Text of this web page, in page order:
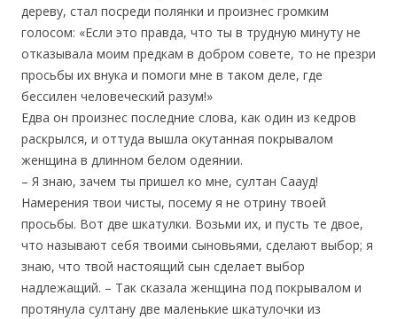
дереву, стал посреди полянки и произнес громким
голосом: «Если это правда, что ты в трудную минуту не
отказывала моим предкам в добром совете, то не презри
просьбы их внука и помоги мне в таком деле, где
бессилен человеческий разум!»
Едва он произнес последние слова, как один из кедров
раскрылся, и оттуда вышла окутанная покрывалом
женщина в длинном белом одеянии.
– Я знаю, зачем ты пришел ко мне, султан Саауд!
Намерения твои чисты, посему я не отрину твоей
просьбы. Вот две шкатулки. Возьми их, и пусть те двое,
что называют себя твоими сыновьями, сделают выбор; я
знаю, что твой настоящий сын сделает выбор
надлежащий. – Так сказала женщина под покрывалом и
протянула султану две маленькие шкатулочки из